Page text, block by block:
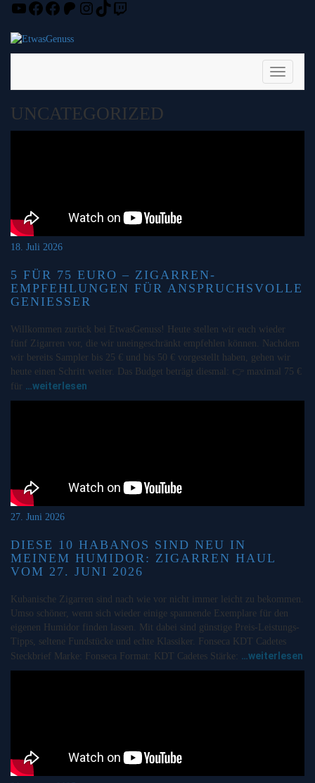
Skip
content
YouTube
Facebook
Facebook
Patreon
Instagram
TikTok
Twitch
Toggle
UNCATEGORIZED
18. Juli 2026
5 FÜR 75 EURO – ZIGARREN-
EMPFEHLUNGEN FÜR ANSPRUCHSVOLLE
GENIESSER
Willkommen zurück bei EtwasGenuss! Heute stellen wir euch wieder
fünf Zigarren vor, die wir uneingeschränkt empfehlen können. Nachdem
wir bereits Sampler bis 25 € und bis 50 € vorgestellt haben, gehen wir
heute einen Schritt weiter. Das Budget beträgt diesmal: 👉 maximal 75 €
für …weiterlesen
27. Juni 2026
DIESE 10 HABANOS SIND NEU IN
MEINEM HUMIDOR: ZIGARREN HAUL
VOM 27. JUNI 2026
Kubanische Zigarren sind nach wie vor nicht immer leicht zu bekommen.
Umso schöner, wenn sich wieder einige spannende Exemplare für den
eigenen Humidor finden lassen. Mit dabei sind günstige Preis-Leistungs-
Tipps, seltene Fundstücke und echte Klassiker. Fonseca KDT Cadetes
Steckbrief Marke: Fonseca Format: KDT Cadetes Stärke: …weiterlesen